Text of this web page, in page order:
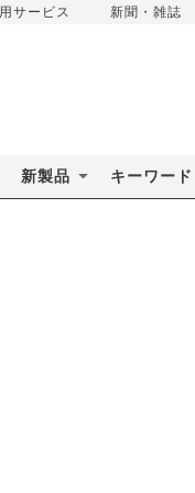
サービス 新聞・雑誌
新製品 キーワード